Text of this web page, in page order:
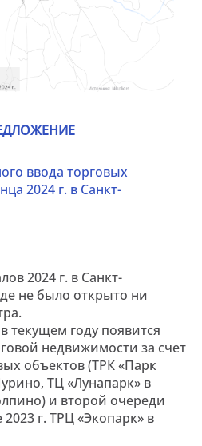
ввода торговых
2024 г. в Санкт-
2024 г. в Санкт-
не было открыто ни
текущем году появится
недвижимости за счет
объектов (ТРК «Парк
ТЦ «Лунапарк» в
и второй очереди
г. ТРЦ «Экопарк» в